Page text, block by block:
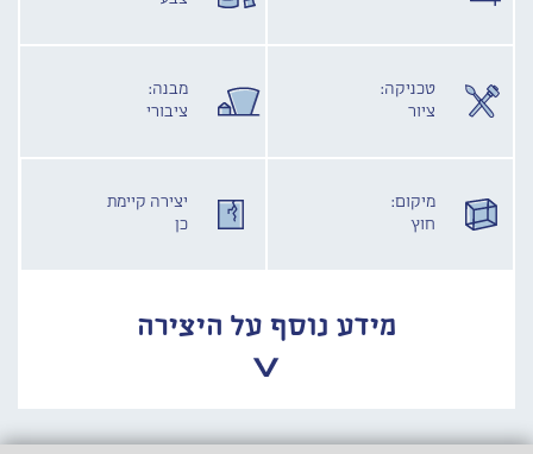
טכניקה:
ציור
מבנה:
ציבורי
מיקום:
חוץ
יצירה קיימת
כן
מידע נוסף על היצירה